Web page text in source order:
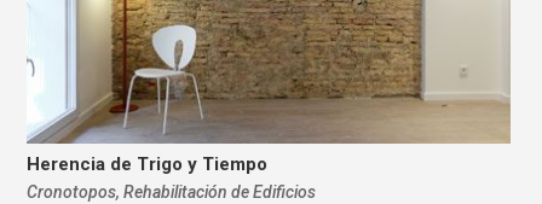
Herencia de Trigo y Tiempo
Cronotopos,Rehabilitación de Edificios